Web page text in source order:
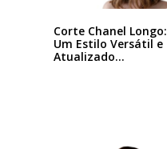
Corte Chanel Longo:
Um Estilo Versátil e
Atualizado…